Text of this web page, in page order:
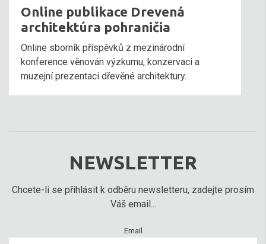
Online publikace Drevená
architektúra pohraničia
Online sborník příspěvků z mezinárodní
konference věnován výzkumu, konzervaci a
muzejní prezentaci dřevěné architektury.
NEWSLETTER
Chcete-li se přihlásit k odběru newsletteru, zadejte prosím
Váš email...
Email